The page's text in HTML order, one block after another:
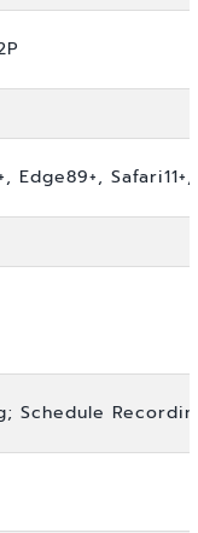
Edge89+,
Schedule